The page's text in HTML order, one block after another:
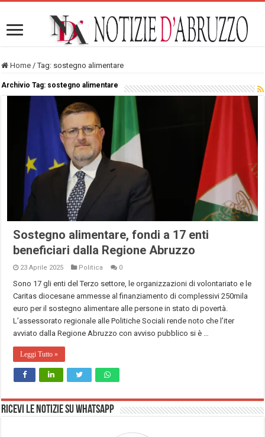
Home / Tag: sostegno alimentare
Archivio Tag: sostegno alimentare
Sostegno alimentare, fondi a 17 enti
beneficiari dalla Regione Abruzzo
23 Aprile 2025 Politica 0
Sono 17 gli enti del Terzo settore, le organizzazioni di volontariato e le
Caritas diocesane ammesse al finanziamento di complessivi 250mila
euro per il sostegno alimentare alle persone in stato di povertà.
L’assessorato regionale alle Politiche Sociali rende noto che l’iter
avviato dalla Regione Abruzzo con avviso pubblico si è …
Leggi Tutto »
Ricevi le notizie su Whatsapp